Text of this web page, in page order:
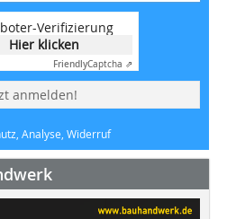
Verifizierung
Hier klicken
FriendlyCaptcha ⇗
anmelden!
Analyse, Widerruf